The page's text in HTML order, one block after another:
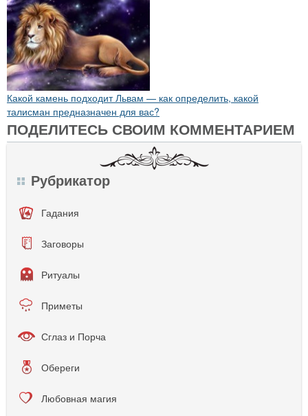
Какой камень подходит Львам — как определить, какой
талисман предназначен для вас?
ПОДЕЛИТЕСЬ СВОИМ КОММЕНТАРИЕМ
Рубрикатор
Гадания
Заговоры
Ритуалы
Приметы
Сглаз и Порча
Обереги
Любовная магия